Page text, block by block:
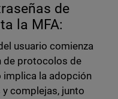
de
la MFA:
usuario comienza
de protocolos de
la adopción
complejas, junto